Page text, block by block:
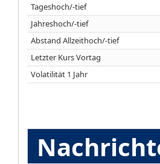
Tageshoch/-tief
Jahreshoch/-tief
Abstand Allzeithoch/-tief
Letzter Kurs Vortag
Volatilität 1 Jahr